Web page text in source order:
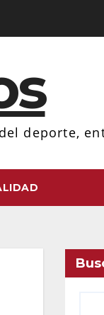
deporte,